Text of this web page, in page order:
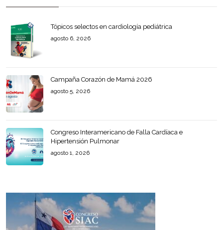
Tópicos selectos en cardiología pediátrica
agosto 6, 2026
Campaña Corazón de Mamá 2026
agosto 5, 2026
Congreso Interamericano de Falla Cardíaca e
Hipertensión Pulmonar
agosto 1, 2026